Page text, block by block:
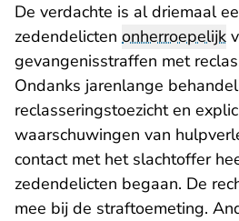
De verdachte is al driemaal
zedendelicten onherroepelijk
gevangenisstraffen met
Ondanks jarenlange
reclasseringstoezicht en
waarschuwingen van
contact met het slachtoffer
zedendelicten begaan. De
mee bij de straftoemeting.